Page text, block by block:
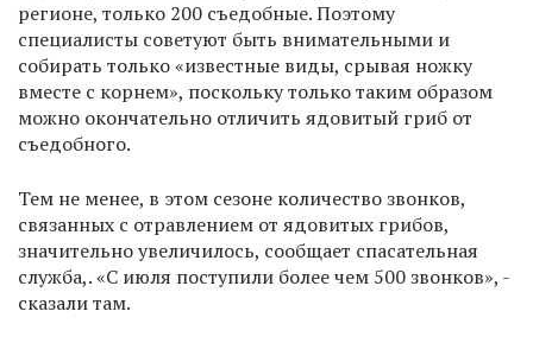
регионе, только 200 съедобные. Поэтому
специалисты советуют быть внимательными и
собирать только «известные виды, срывая ножку
вместе с корнем», поскольку только таким образом
можно окончательно отличить ядовитый гриб от
съедобного.
Тем не менее, в этом сезоне количество звонков,
связанных с отравлением от ядовитых грибов,
значительно увеличилось, сообщает спасательная
служба,. «С июля поступили более чем 500 звонков», -
сказали там.